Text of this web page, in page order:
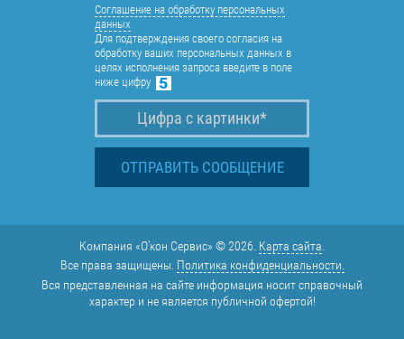
Соглашение на обработку персональных
данных
Для подтверждения своего согласия на
обработку ваших персональных данных в
целях исполнения запроса введите в поле
ниже цифру
Компания «О'кон Сервис» © 2026. Карта сайта
Все права защищены. Политика конфиденциальности.
Вся представленная на сайте информация носит справочный
характер и не является публичной офертой!